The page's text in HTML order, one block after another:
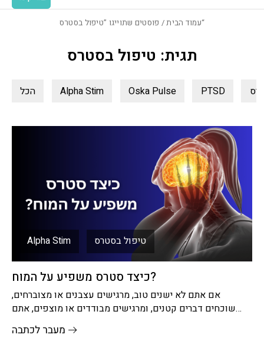
עמוד הבית/ פוסטים שתוייגו ”טיפול בסטרס“
תגית: טיפול בסטרס
הכל Alpha Stim Oska Pulse PTSD
Alpha Stim טיפול בסטרס
כיצד סטרס משפיע על המוח?
אם אתם לא ישנים טוב, מרגישים עצבנים או מצוברחים,
שוכחים דברים קטנים, ומרגישים מבודדים או מוצפים, אתם
כנראה לחוצים.סטרס (לחץ
מעבר לכתבה